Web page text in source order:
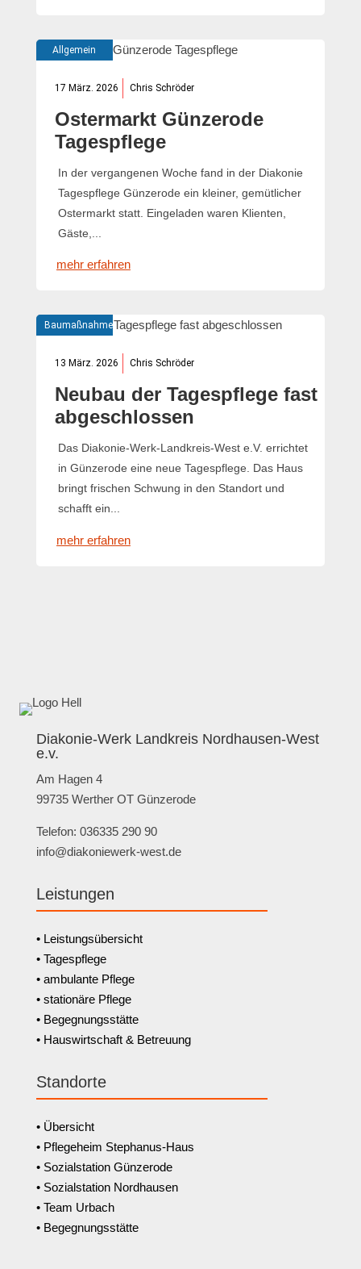
Allgemein
17 März. 2026 Chris Schröder
Ostermarkt Günzerode
Tagespflege
In der vergangenen Woche fand in der Diakonie
Tagespflege Günzerode ein kleiner, gemütlicher
Ostermarkt statt. Eingeladen waren Klienten,
Gäste,...
mehr erfahren
Baumaßnahme
13 März. 2026 Chris Schröder
Neubau der Tagespflege fast
abgeschlossen
Das Diakonie-Werk-Landkreis-West e.V. errichtet
in Günzerode eine neue Tagespflege. Das Haus
bringt frischen Schwung in den Standort und
schafft ein...
mehr erfahren
Diakonie-Werk Landkreis Nordhausen-West
e.v.
Am Hagen 4
99735 Werther OT Günzerode
Telefon: 036335 290 90
info@diakoniewerk-west.de
Leistungen
• Leistungsübersicht
• Tagespflege
• ambulante Pflege
• stationäre Pflege
• Begegnungsstätte
• Hauswirtschaft & Betreuung
Standorte
• Übersicht
• Pflegeheim Stephanus-Haus
• Sozialstation Günzerode
• Sozialstation Nordhausen
• Team Urbach
• Begegnungsstätte